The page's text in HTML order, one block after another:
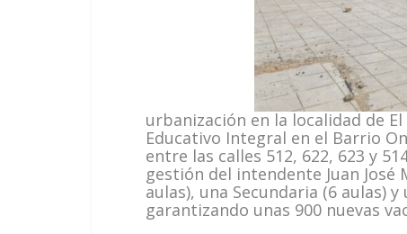
urbanización en la localidad de
Educativo Integral en el Barrio
entre las calles 512, 622, 623 y
gestión del intendente Juan José
aulas), una Secundaria (6 aulas)
garantizando unas 900 nuevas